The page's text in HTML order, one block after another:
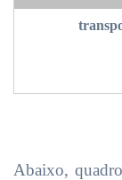
Abaixo,